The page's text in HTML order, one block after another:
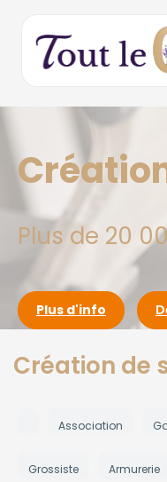
Plus de 20
Plus d'info
Création de
Association
Grossiste Armurerie